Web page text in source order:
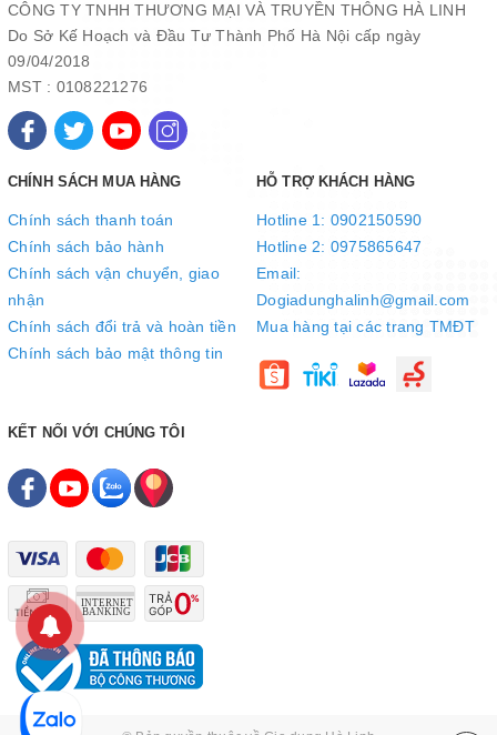
nước cho người dùng tùy chỉnh theo nhu cầu sử dụng
Khóa vòi nước nóng an toàn khi gia đình có trẻ nhỏ
Sản phẩm có bảo vệ chống quá nhiệt thêm an toàn sử dụng.
CÔNG TY TNHH THƯƠNG MẠI VÀ TRUYỀN THÔNG HÀ LINH
Do Sở Kế Hoạch và Đầu Tư Thành Phố Hà Nội cấp ngày
09/04/2018
MST : 0108221276
CHÍNH SÁCH MUA HÀNG
Chính sách thanh toán
Chính sách bảo hành
Chính sách vận chuyển, giao
nhận
Chính sách đổi trả và hoàn tiền
Chính sách bảo mật thông tin
HỖ TRỢ KHÁCH HÀNG
Hotline 1: 0902150590
Hotline 2: 0975865647
Email:
Dogiadunghalinh@gmail.com
Mua hàng tại các trang TMĐT
KẾT NỐI VỚI CHÚNG TÔI